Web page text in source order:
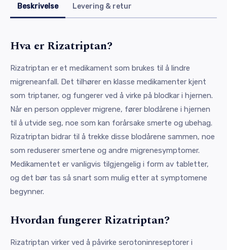
Beskrivelse Levering & retur
Hva er Rizatriptan?
Rizatriptan er et medikament som brukes til å lindre
migreneanfall. Det tilhører en klasse medikamenter kjent
som triptaner, og fungerer ved å virke på blodkar i hjernen.
Når en person opplever migrene, fører blodårene i hjernen
til å utvide seg, noe som kan forårsake smerte og ubehag.
Rizatriptan bidrar til å trekke disse blodårene sammen, noe
som reduserer smertene og andre migrenesymptomer.
Medikamentet er vanligvis tilgjengelig i form av tabletter,
og det bør tas så snart som mulig etter at symptomene
begynner.
Hvordan fungerer Rizatriptan?
Rizatriptan virker ved å påvirke serotoninreseptorer i